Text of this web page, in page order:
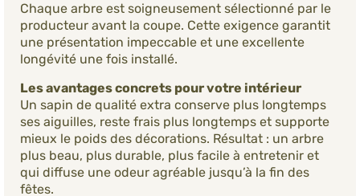
Chaque arbre est soigneusement sélectionné par le
producteur avant la coupe. Cette exigence garantit
une présentation impeccable et une excellente
longévité une fois installé.
Les avantages concrets pour votre intérieur
Un sapin de qualité extra conserve plus longtemps
ses aiguilles, reste frais plus longtemps et supporte
mieux le poids des décorations. Résultat : un arbre
plus beau, plus durable, plus facile à entretenir et
qui diffuse une odeur agréable jusqu’à la fin des
fêtes.